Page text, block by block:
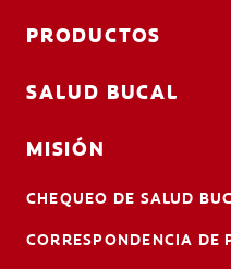
PRODUCTOS
SALUD BUCAL
MISIÓN
CHEQUEO DE SALUD
CORRESPONDENCIA DE